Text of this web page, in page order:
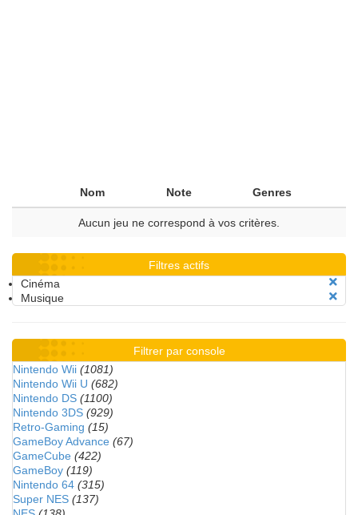
Nom Note Genres
Aucun jeu ne correspond à vos critères.
Filtres actifs
Cinéma
Musique
Filtrer par console
Nintendo Wii (1081)
Nintendo Wii U (682)
Nintendo DS (1100)
Nintendo 3DS (929)
Retro-Gaming (15)
GameBoy Advance (67)
GameCube (422)
GameBoy (119)
Nintendo 64 (315)
Super NES (137)